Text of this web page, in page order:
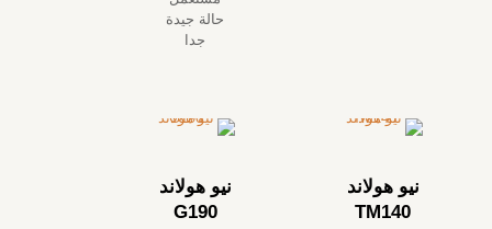
حالة جيدة
جدا
نيو هولاند
TM140
نيو هولاند
G190